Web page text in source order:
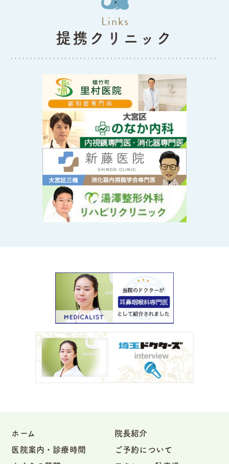
Links
提携クリニック
ホーム
院長紹介
医院案内・診療時間
ご予約について